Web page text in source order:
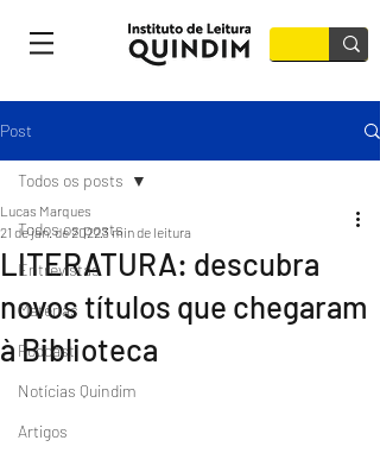
Post
Todos os posts
Entrevistas
Matérias
Podcast
Notícias Quindim
Artigos
Todos os posts
LITERATURA: descubra
novos títulos que chegaram
à Biblioteca
Lucas Marques
21 de jan. de 20223 min de leitura